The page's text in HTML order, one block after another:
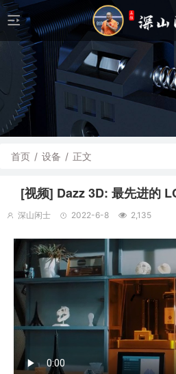
首页 / 设备 / 正文
[视频] Dazz 3D: 最先进的
深山闲士 2022-6-8 2,135